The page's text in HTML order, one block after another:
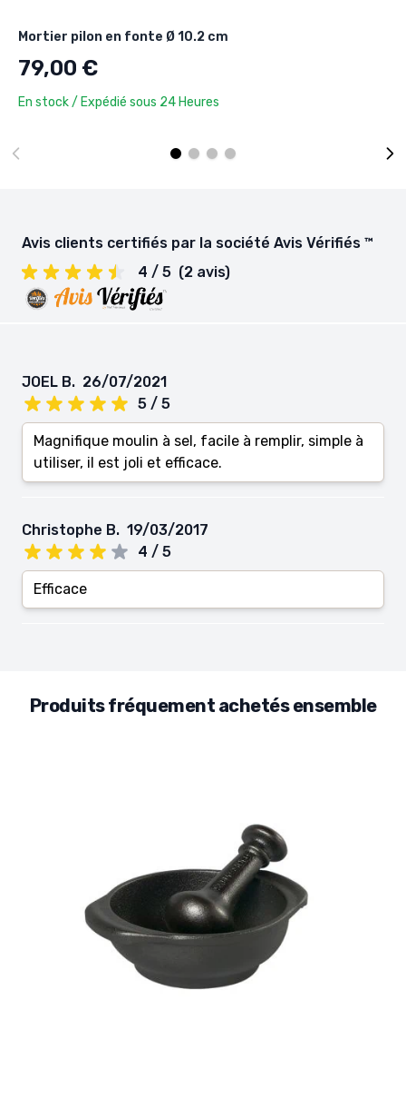
Mortier pilon en fonte Ø 10.2 cm
79,00 €
En stock / Expédié sous 24 Heures
Avis clients certifiés par la société Avis Vérifiés ™
4 / 5 (2 avis)
JOEL B. 26/07/2021
5 / 5
Magnifique moulin à sel, facile à remplir, simple à
utiliser, il est joli et efficace.
Christophe B. 19/03/2017
4 / 5
Efficace
Produits fréquement achetés ensemble